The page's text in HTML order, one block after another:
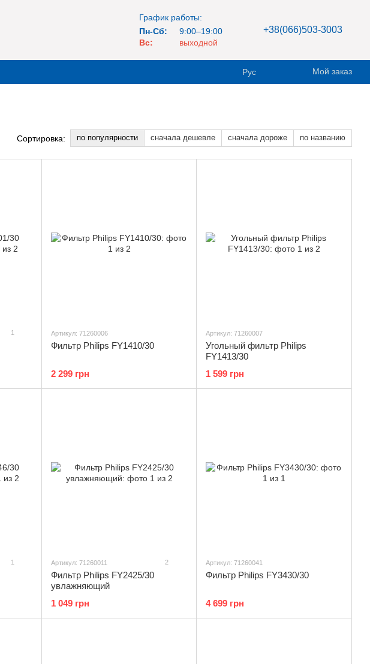
График работы:
Пн-Сб:
9:00–19:00
Вс:
выходной
+38(066)503-3003
Рус Мой заказ
Сортировка: по популярности сначала дешевле сначала дороже по названию
1 Артикул: 71260006
Фильтр Philips FY1410/30
2 299 грн
Артикул: 71260007
Угольный фильтр Philips
FY1413/30
1 599 грн
1 Артикул: 71260011 2
Фильтр Philips FY2425/30
увлажняющий
1 049 грн
Артикул: 71260041
Фильтр Philips FY3430/30
4 699 грн